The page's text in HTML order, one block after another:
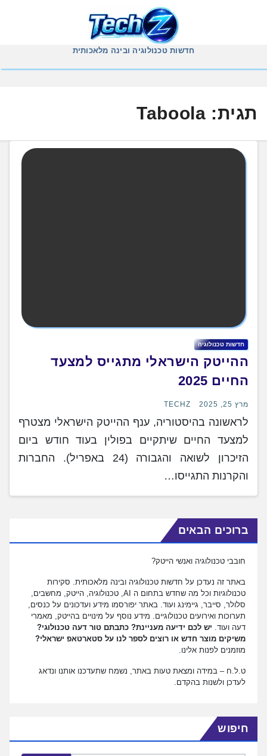
חדשות טכנולוגיה ובינה מלאכותית
תגית: Taboola
חדשות טכנולוגיה
ההייטק הישראלי מתגייס למצעד
החיים 2025
מרץ 25, 2025 TECHZ
לראשונה בהיסטוריה, ענף ההייטק הישראלי מצטרף
למצעד החיים שיתקיים בפולין בעוד חודש ביום
הזיכרון לשואה והגבורה (24 באפריל). החברות
והקרנות התגייסו…
ברוכים הבאים
חובבי טכנולוגיה ואנשי הייטק?
באתר זה נעדכן על חדשות טכנולוגיה ובינה מלאכותית. סקירות
טכנולוגיות וכל מה שחדש בתחום ה AI, טכנולוגיה, הייטק, מחשבים,
סלולר, סייבר, גיימינג ועוד. באתר יפורסמו מידע ועדכונים על כנסים,
תערוכות ואירועים טכנולוגיים. מידע נוסף על מינויים בהייטק, מאמרי
דעה ועוד. יש לכם ידיעה מעניינת? כתבתם טור דעה טכנולוגי?
משיקים מוצר חדש או רוצים לספר לנו על סטארטאפ ישראלי?
מוזמנים לפנות אלינו.
ט.ל.ח – במידה ומצאת טעות באתר, נשמח שתעדכנו אותנו ונדאג
לעדכן ולשנות בהקדם.
חיפוש